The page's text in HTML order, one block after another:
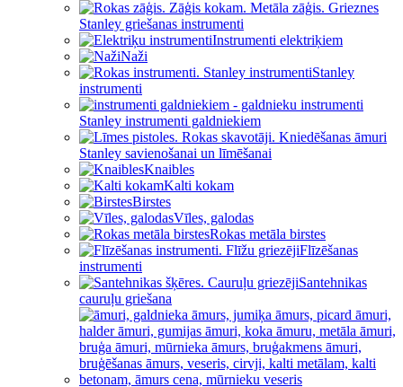
Stanley griešanas instrumenti
Instrumenti elektriķiem
Naži
Stanley
instrumenti
Stanley instrumenti galdniekiem
Stanley savienošanai un līmēšanai
Knaibles
Kalti kokam
Birstes
Vīles, galodas
Rokas metāla birstes
Flīzēšanas
instrumenti
Santehnikas
cauruļu griešana